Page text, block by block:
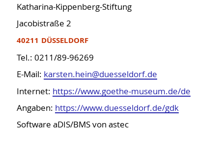
PLZ 5...
PLZ 6...
PLZ 7...
PLZ 8...
PLZ 9...
international
BIB-OPUS Volltextserver
OPL-Checklisten
Katharina-Kippenberg-Stiftung
Jacobistraße 2
40211 DÜSSELDORF
Tel.: 0211/89-96269
E-Mail: karsten.hein@duesseldorf.de
Internet: https://www.goethe-museum.de/de
Angaben: https://www.duesseldorf.de/gdk
Software aDIS/BMS von astec